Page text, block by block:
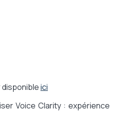
disponibleici
Voice Clarity : expérience